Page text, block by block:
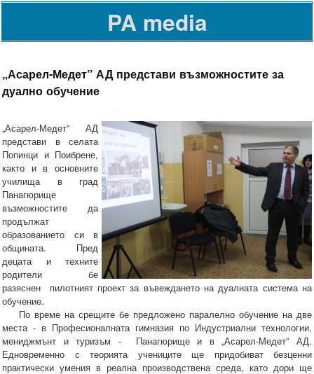
PA media
„Асарел-Медет” АД представи възможностите за
дуално обучение
„Асарел-Медет” АД
представи в селата
Попинци и Поибрене,
както и в основните
училища в град
Панагюрище
възможностите да
продължат
образованието си в
общината. Пред
децата и техните
родители бе
разяснен пилотният проект за въвеждането на дуалната система на
обучение.
По време на срещите бе предложено паралелно обучение на две
места - в Професионалната гимназия по Индустриални технологии,
мениджмънт и туризъм - Панагюрище и в „Асарел-Медет” АД.
Едновременно с теорията учениците ще придобиват безценни
практически умения в реална производствена среда, като дори ще